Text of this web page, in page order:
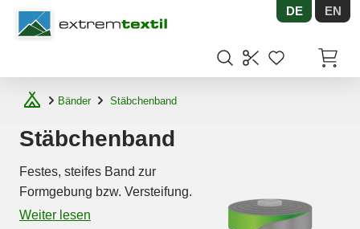
Shopware DE EN
Bänder Stäbchenband
Stäbchenband
Festes, steifes Band zur
Formgebung bzw. Versteifung.
Weiter lesen